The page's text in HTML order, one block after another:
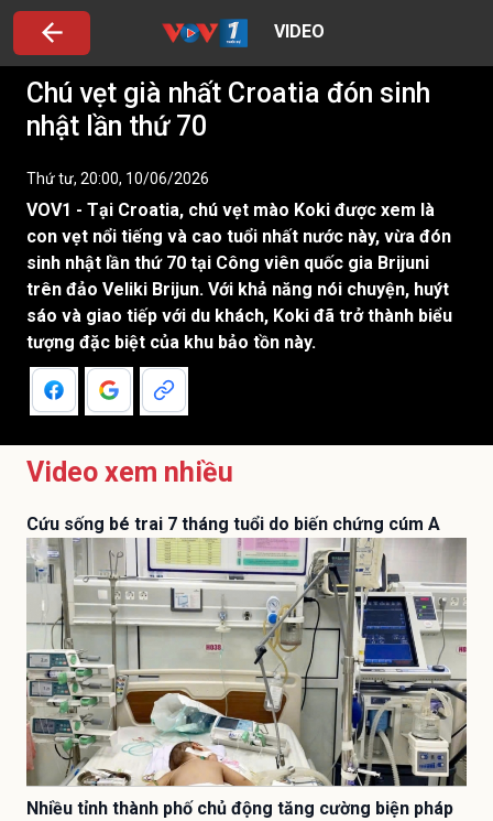
VIDEO
Chú vẹt già nhất Croatia đón sinh
nhật lần thứ 70
Thứ tư, 20:00, 10/06/2026
VOV1 - Tại Croatia, chú vẹt mào Koki được xem là
con vẹt nổi tiếng và cao tuổi nhất nước này, vừa đón
sinh nhật lần thứ 70 tại Công viên quốc gia Brijuni
trên đảo Veliki Brijun. Với khả năng nói chuyện, huýt
sáo và giao tiếp với du khách, Koki đã trở thành biểu
tượng đặc biệt của khu bảo tồn này.
Video xem nhiều
Cứu sống bé trai 7 tháng tuổi do biến chứng cúm A
Nhiều tỉnh thành phố chủ động tăng cường biện pháp